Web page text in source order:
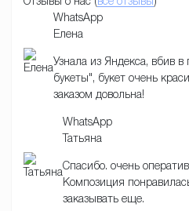
WhatsApp
Елена
Узнала из Яндекса, вбив
букеты", букет очень
заказом довольна!
WhatsApp
Татьяна
Спасибо. очень
Композиция
заказывать еще.